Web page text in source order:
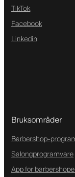
TikTok
Facebook
Linkedin
Bruksområder
Barbershop-
Salongprogramvare
App for